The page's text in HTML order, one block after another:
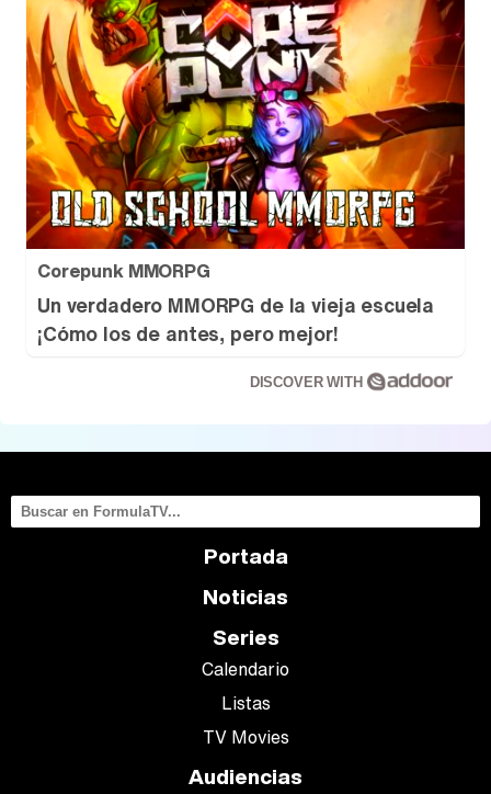
Corepunk MMORPG
Un verdadero MMORPG de la vieja escuela
¡Cómo los de antes, pero mejor!
DISCOVER WITH
Portada
Noticias
Series
Calendario
Listas
TV Movies
Audiencias